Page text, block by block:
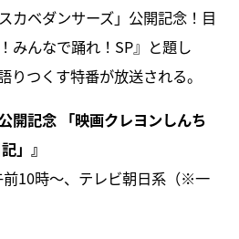
カベダンサーズ」公開記念！目
みんなで踊れ！SP』と題し
りつくす特番が放送される。
開記念 「映画クレヨンしんち
」』
10時～、テレビ朝日系（※一